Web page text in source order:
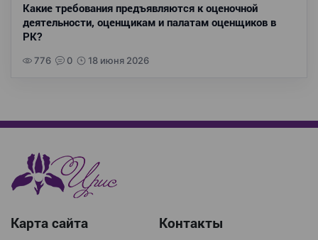
Какие требования предъявляются к оценочной
деятельности, оценщикам и палатам оценщиков в
РК?
776 0 18 июня 2026
Карта сайта Контакты